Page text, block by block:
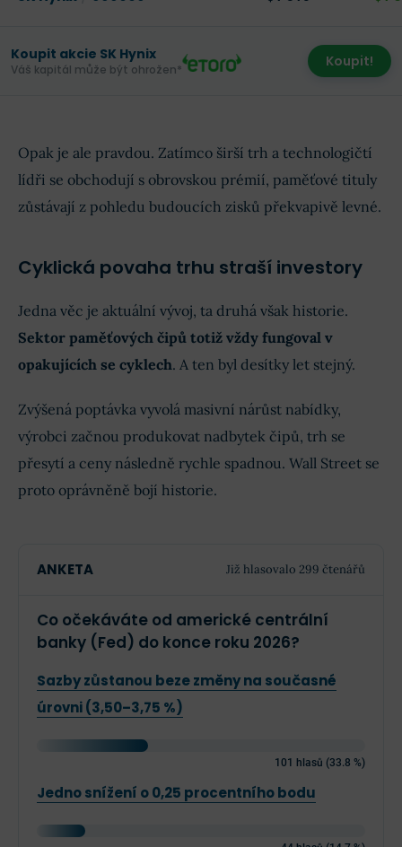
Koupit akcie SK Hynix
Váš kapitál může být ohrožen* Koupit!
Opak je ale pravdou. Zatímco širší trh a technologičtí
lídři se obchodují s obrovskou prémií, paměťové tituly
zůstávají z pohledu budoucích zisků překvapivě levné.
Cyklická povaha trhu straší investory
Jedna věc je aktuální vývoj, ta druhá však historie.
Sektor paměťových čipů totiž vždy fungoval v
opakujících se cyklech. A ten byl desítky let stejný.
Zvýšená poptávka vyvolá masivní nárůst nabídky,
výrobci začnou produkovat nadbytek čipů, trh se
přesytí a ceny následně rychle spadnou. Wall Street se
proto oprávněně bojí historie.
ANKETA Již hlasovalo 299 čtenářů
Co očekáváte od americké centrální
banky (Fed) do konce roku 2026?
Sazby zůstanou beze změny na současné
úrovni (3,50–3,75 %)
101 hlasů (33.8 %)
Jedno snížení o 0,25 procentního bodu